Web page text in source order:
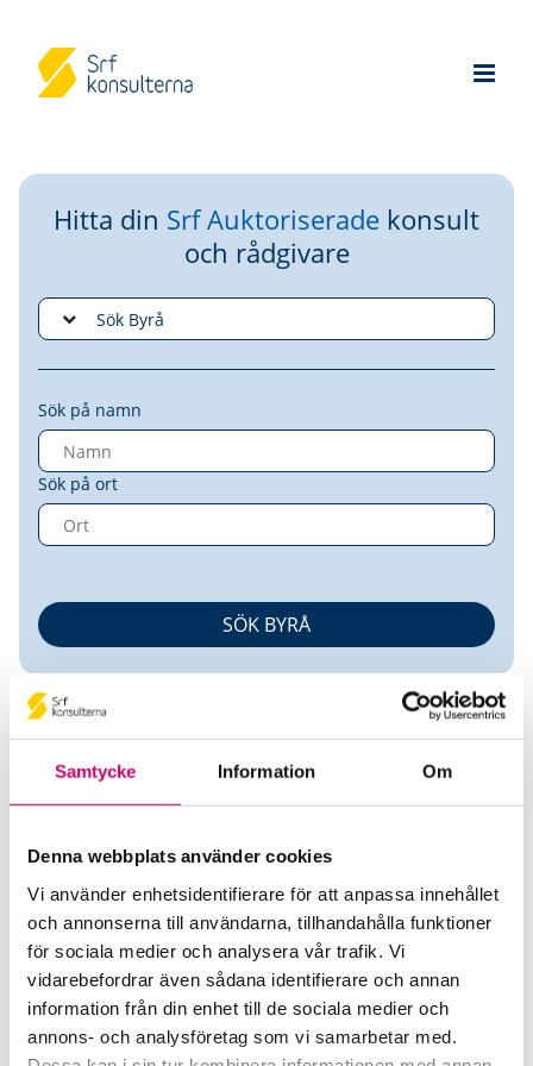
Samtycke Information Om
Denna webbplats använder cookies
Vi använder enhetsidentifierare för att anpassa innehållet
och annonserna till användarna, tillhandahålla funktioner
för sociala medier och analysera vår trafik. Vi
vidarebefordrar även sådana identifierare och annan
information från din enhet till de sociala medier och
annons- och analysföretag som vi samarbetar med.
Hitta din Srf Auktoriserade konsult
och rådgivare
Sök på namn
Sök på ort
Margaretha Mäkinen
Auktoriserad Redovisningskonsult
Just Ekonomi i Enköping AB
Örsundsbro
Telefon